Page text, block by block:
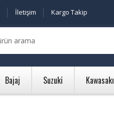
İletişim Kargo Takip
Bajaj Suzuki Kawasakı